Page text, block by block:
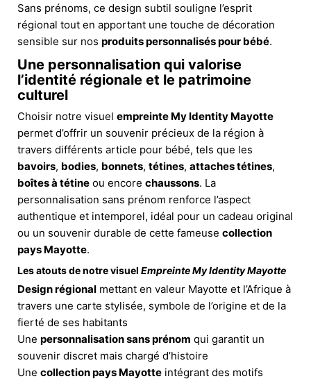
Sans prénoms, ce design subtil souligne l’esprit
régional tout en apportant une touche de décoration
sensible sur nos produits personnalisés pour bébé.
Une personnalisation qui valorise
l’identité régionale et le patrimoine
culturel
Choisir notre visuel empreinte My Identity Mayotte
permet d’offrir un souvenir précieux de la région à
travers différents article pour bébé, tels que les
bavoirs, bodies, bonnets, tétines, attaches tétines,
boîtes à tétine ou encore chaussons. La
personnalisation sans prénom renforce l’aspect
authentique et intemporel, idéal pour un cadeau original
ou un souvenir durable de cette fameuse collection
pays Mayotte.
Les atouts de notre visuel Empreinte My Identity Mayotte
Design régional mettant en valeur Mayotte et l’Afrique à
travers une carte stylisée, symbole de l’origine et de la
fierté de ses habitants
Une personnalisation sans prénom qui garantit un
souvenir discret mais chargé d’histoire
Une collection pays Mayotte intégrant des motifs